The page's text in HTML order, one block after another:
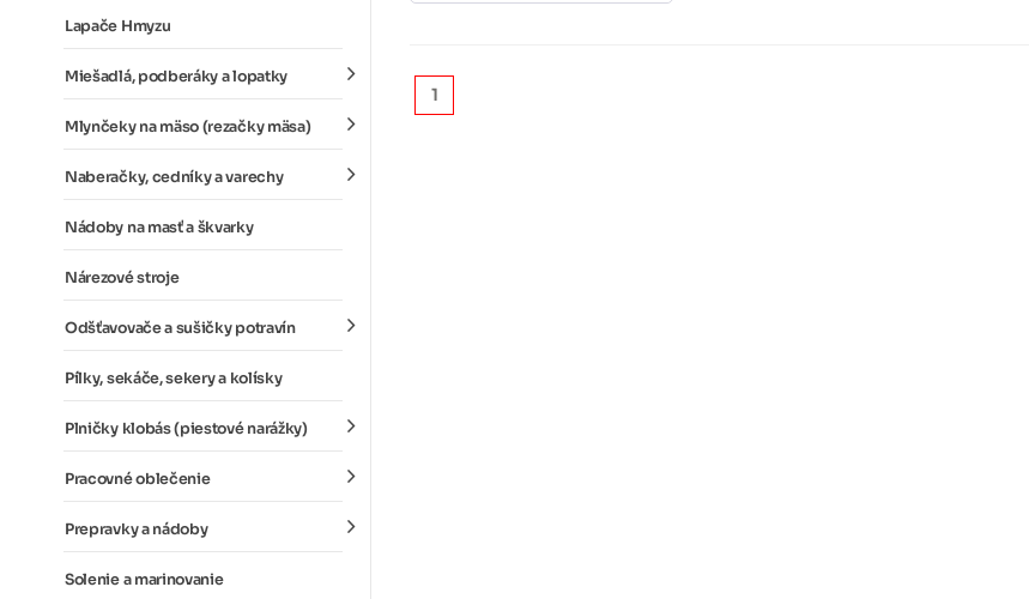
Lapače Hmyzu
Miešadlá, podberáky a lopatky
Mlynčeky na mäso (rezačky mäsa)
Naberačky, cedníky a varechy
Nádoby na masť a škvarky
Nárezové stroje
Odšťavovače a sušičky potravín
Pílky, sekáče, sekery a kolísky
Plničky klobás (piestové narážky)
Pracovné oblečenie
Prepravky a nádoby
Solenie a marinovanie
1